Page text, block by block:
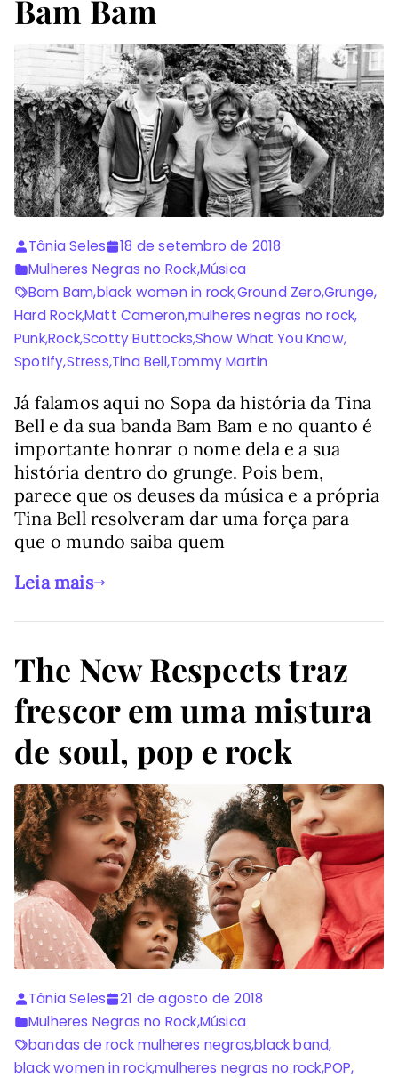
Bam Bam
Tânia Seles
18 de setembro de 2018
Mulheres Negras no Rock,Música
Bam Bam,black women in rock,Ground Zero,Grunge,
Hard Rock,Matt Cameron,mulheres negras no rock,
Punk,Rock,Scotty Buttocks,Show What You Know,
Spotify,Stress,Tina Bell,Tommy Martin
Já falamos aqui no Sopa da história da Tina
Bell e da sua banda Bam Bam e no quanto é
importante honrar o nome dela e a sua
história dentro do grunge. Pois bem,
parece que os deuses da música e a própria
Tina Bell resolveram dar uma força para
que o mundo saiba quem
Leia mais
The New Respects traz
frescor em uma mistura
de soul, pop e rock
Tânia Seles
21 de agosto de 2018
Mulheres Negras no Rock,Música
bandas de rock mulheres negras,black band,
black women in rock,mulheres negras no rock,POP,